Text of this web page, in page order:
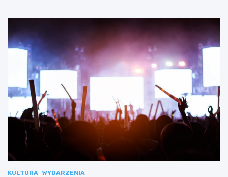
KULTURA WYDARZENIA